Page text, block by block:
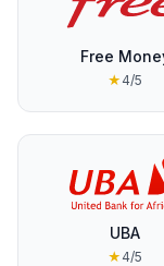
Free
★ 4/5
UBA
★ 4/5